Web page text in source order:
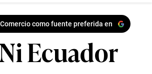
como fuente preferida en
Ecuador